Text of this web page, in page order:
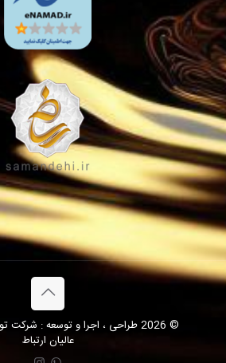
© 2026 طراحی ، اجرا و توسعه :
عالیان ارتباط